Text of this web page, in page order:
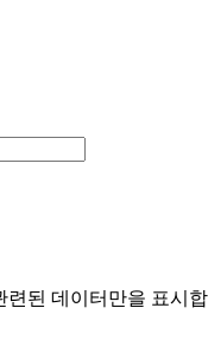
련된 데이터만을 표시